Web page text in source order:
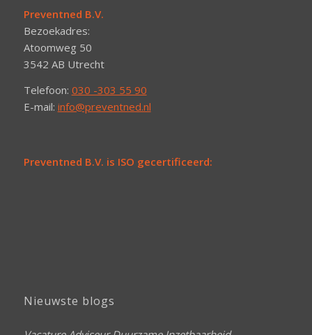
Preventned B.V.
Bezoekadres:
Atoomweg 50
3542 AB Utrecht
Telefoon: 030 -303 55 90
E-mail: info@preventned.nl
Preventned B.V. is ISO gecertificeerd:
Nieuwste blogs